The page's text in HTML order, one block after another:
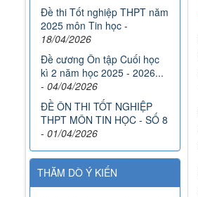
Đề thi Tốt nghiệp THPT năm
2025 môn Tin học -
18/04/2026
Đề cương Ôn tập Cuối học
kì 2 năm học 2025 - 2026...
- 04/04/2026
ĐỀ ÔN THI TỐT NGHIỆP
THPT MÔN TIN HỌC - SỐ 8
- 01/04/2026
THĂM DÒ Ý KIẾN